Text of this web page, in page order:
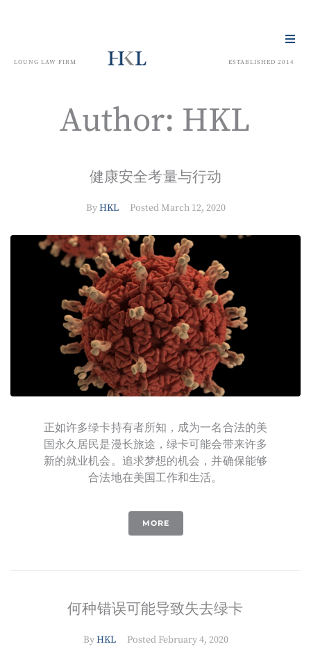
LOUNG LAW FIRM ESTABLISHED 2014
Author: HKL
健康安全考量与行动
ByHKL PostedMarch 12, 2020
正如许多绿卡持有者所知，成为一名合法的美
国永久居民是漫长旅途，绿卡可能会带来许多
新的就业机会。追求梦想的机会，并确保能够
合法地在美国工作和生活。
MORE
何种错误可能导致失去绿卡
ByHKL Posted February 4, 2020